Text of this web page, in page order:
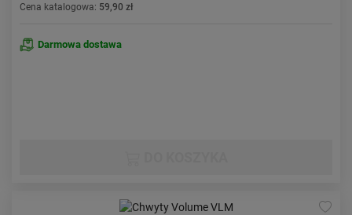
Cena katalogowa: 59,90 zł
Darmowa dostawa